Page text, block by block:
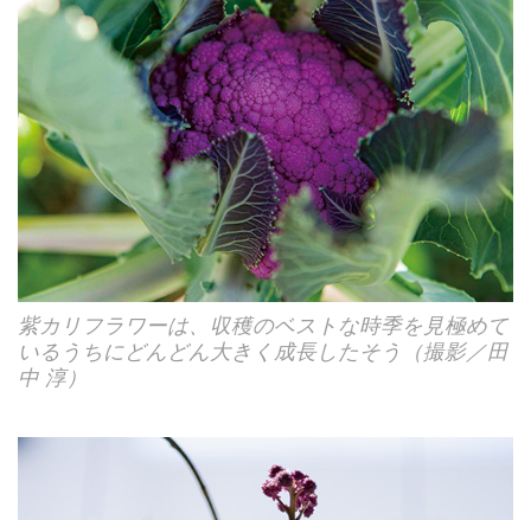
紫カリフラワーは、収穫のベストな時季を見極めて
いるうちにどんどん大きく成長したそう（撮影／田
中 淳）